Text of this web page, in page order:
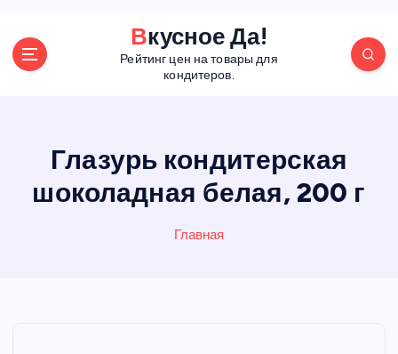
Вкусное Да!
Рейтинг цен на товары для
кондитеров.
Глазурь кондитерская
шоколадная белая, 200 г
Главная